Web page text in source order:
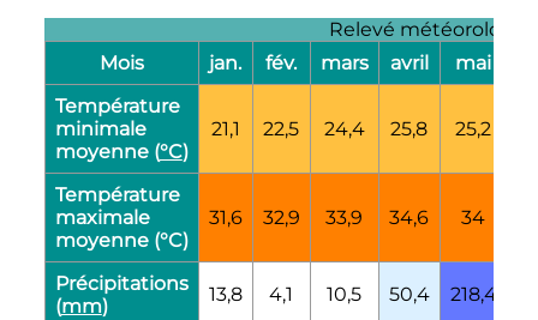
Relevé
Mois
jan. fév. mars avril mai
Température
minimale
moyenne (°C)
21,1 22,5 24,4 25,8 25,2
Température
maximale
moyenne (°C)
31,6 32,9 33,9 34,6 34
Précipitations
(mm)
13,8 4,1 10,5 50,4 218,4